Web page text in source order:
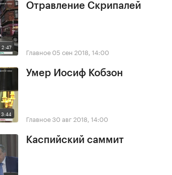
2:47
Отравление Скрипалей
Главное 05 сен 2018, 14:00
3:44
Умер Иосиф Кобзон
Главное30 авг 2018, 14:00
Каспийский саммит